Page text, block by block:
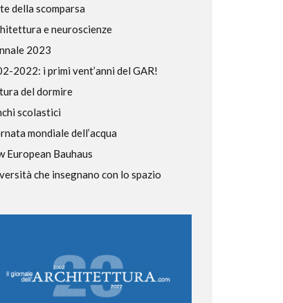
della scomparsa
e neuroscienze
2023
2022: i primi vent’anni del GAR!
del dormire
scolastici
mondiale dell’acqua
European Bauhaus
che insegnano con lo spazio